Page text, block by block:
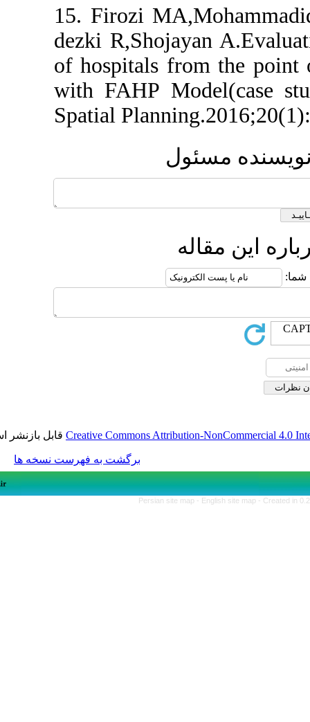
15. Firozi
dezki R,Shojayan
of hospitals from
with FAHP
Spatial
مسئول
مقاله
Creative Commons Attribution-قابل بازنشر است.
برگشت به فهرست نسخه ها
Persian site map -English